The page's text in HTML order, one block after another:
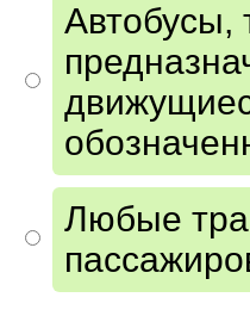
Автобусы,
Любые